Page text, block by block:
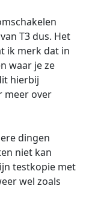
T3 dus. Het
ik merk dat in
waar je ze
hierbij
meer over
dingen
niet kan
testkopie met
wel zoals